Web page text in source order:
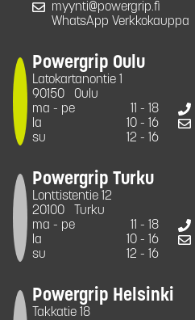
myynti@powergrip.fi
WhatsApp Verkkokauppa
Powergrip Oulu
Latokartanontie 1
90150
Oulu
ma - pe
11 - 18
la
10 - 16
su
12 - 16
Powergrip Turku
Lonttistentie 12
20100
Turku
ma - pe
11 - 18
la
10 - 16
su
12 - 16
Powergrip Helsinki
Takkatie 18